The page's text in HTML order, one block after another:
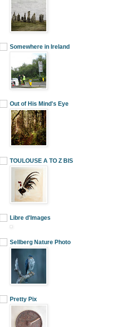
Somewhere in Ireland
Out of His Mind's Eye
TOULOUSE A TO Z BIS
Libre d'Images
Sellberg Nature Photo
Pretty Pix